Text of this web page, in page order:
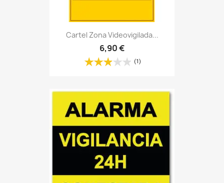
Cartel Zona Videovigilada...
6,90 €
(1)